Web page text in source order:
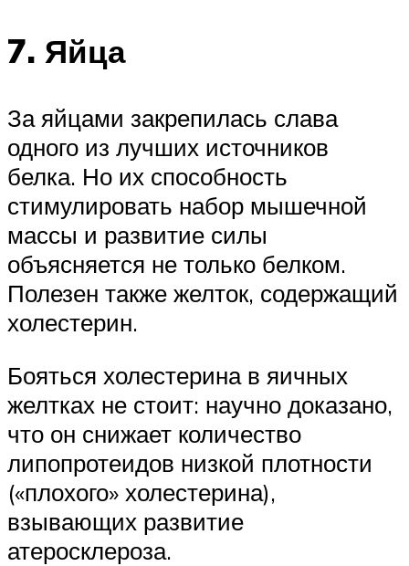
7. Яйца
За яйцами закрепилась слава
одного из лучших источников
белка. Но их способность
стимулировать набор мышечной
массы и развитие силы
объясняется не только белком.
Полезен также желток, содержащий
холестерин.
Бояться холестерина в яичных
желтках не стоит: научно доказано,
что он снижает количество
липопротеидов низкой плотности
(«плохого» холестерина),
взывающих развитие
атеросклероза.